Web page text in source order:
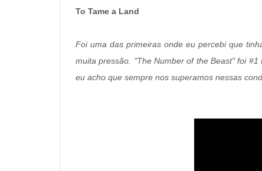
To Tame a Land
Foi uma das primeiras onde eu percebi que
muita pressão. "The Number of the Beast" foi
eu acho que sempre nos superamos nessas